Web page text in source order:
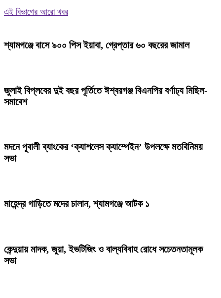
এই বিভাগের আরো খবর
শ্যামগঞ্জে বাসে ৯০০ পিস ইয়াবা, গ্রেপ্তার ৬০ বছরের জামাল
জুলাই বিপ্লবের দুই বছর পূর্তিতে ঈশ্বরগঞ্জ বিএনপির বর্ণাঢ্য মিছিল-
সমাবেশ
মদনে পূবালী ব্যাংকের ‘ক্যাশলেস ক্যাম্পেইন’ উপলক্ষে মতবিনিময়
সভা
মাহেন্দ্র গাড়িতে মদের চালান, শ্যামগঞ্জে আটক ১
কেন্দুয়ায় মাদক, জুয়া, ইভটিজিং ও বাল্যবিবাহ রোধে সচেতনতামূলক
সভা